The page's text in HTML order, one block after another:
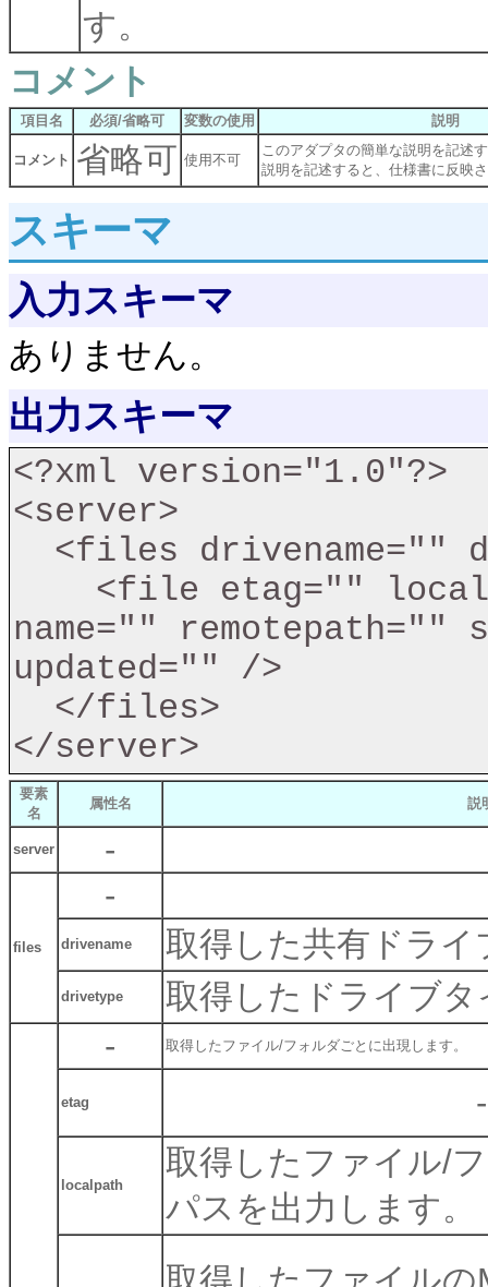
す。
コメント
項目名 必須/省略可 変数の使用 説明
コメント 省略可 使用不可
このアダプタの簡単な説明を記述
説明を記述すると、仕様書に反映
スキーマ
入力スキーマ
ありません。
出力スキーマ
<?xml version="1.0"?>
<server>
name=""
updated="" />
要素
名
属性名 説
server -
files
-
drivename 取得した共有ドラ
drivetype
取得したドライブ
-
取得したファイル/フォルダごとに出現します。
etag -
localpath
取得したファイル/
パスを出力します。